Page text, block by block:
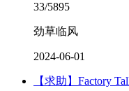
33/5895
劲草临风
2024-06-01
【求助】Factory